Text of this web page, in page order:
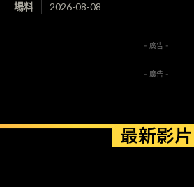
場料 2026-08-08
- 廣告 -
- 廣告 -
最新影片